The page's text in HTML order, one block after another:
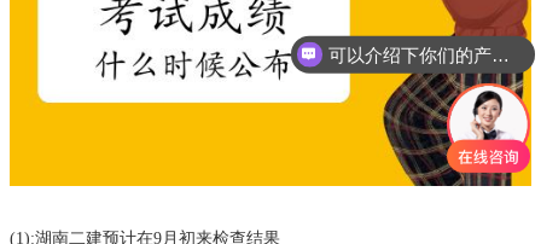
(1):湖南二建预计在9月初来检查结果
可以介绍下你们的产品么？